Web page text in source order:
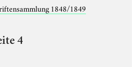
1848/1849
4